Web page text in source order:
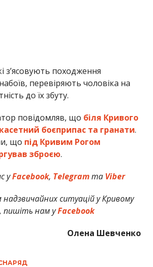
з’ясовують походження
перевіряють чоловіка на
до їх збуту.
повідомляв, що біля Кривого
боєприпас та гранати.
що під Кривим Рогом
зброєю.
уFacebook, Telegramта Viber
надзвичайних ситуацій у Кривому
пишіть нам уFacebook
Олена Шевченко